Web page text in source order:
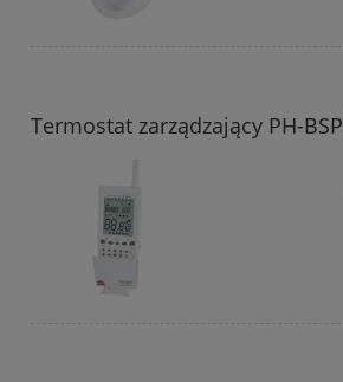
Termostat zarządzający PH-BSP